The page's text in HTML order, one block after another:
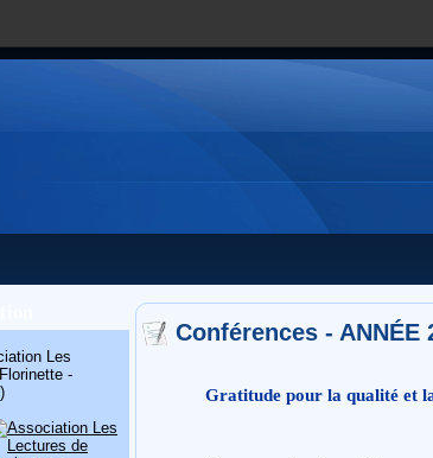
Les
-
Conférences - ANNÉE
Gratitude pour la qualité et